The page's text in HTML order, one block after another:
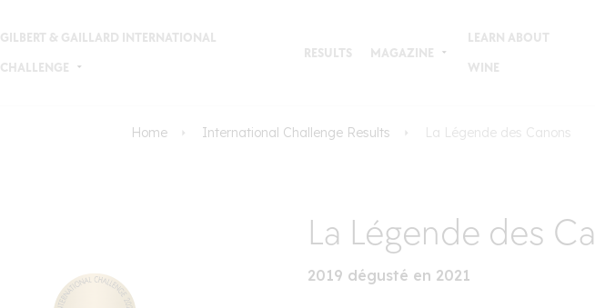
GILBERT & GAILLARD INTERNATIONAL
CHALLENGE
RESULTS MAGAZINE
LEARN ABOUT
WINE
Home International Challenge Results La Légende des Canons
La Légende des
2019 dégusté en 2021